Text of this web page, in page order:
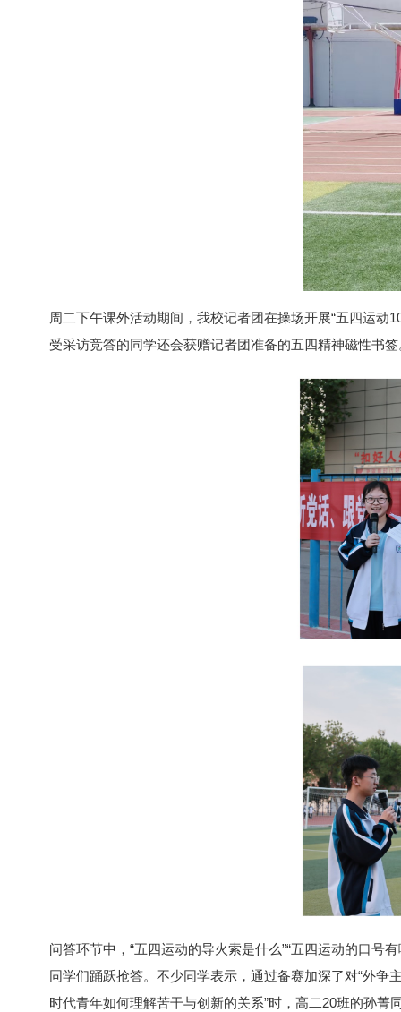
周二下午课外活动期间，我校记者团在操场开展“五四运
受采访竞答的同学还会获赠记者团准备的五四精神磁性书
问答环节中，“五四运动的导火索是什么”“五四运动的口号
同学们踊跃抢答。不少同学表示，通过备赛加深了对“外争
时代青年如何理解苦干与创新的关系”时，高二20班的孙菁